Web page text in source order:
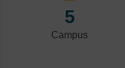
5
Campus